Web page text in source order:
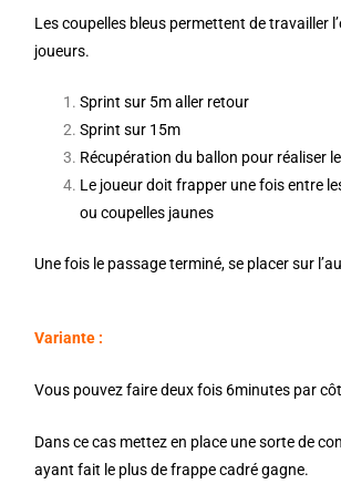
Les coupelles bleus permettent de travailler
joueurs.
Sprint sur 5m aller retour
Sprint sur 15m
Récupération du ballon pour réaliser
Le joueur doit frapper une fois entre
ou coupelles jaunes
Une fois le passage terminé, se placer sur
Variante :
Vous pouvez faire deux fois 6minutes par
Dans ce cas mettez en place une sorte de
ayant fait le plus de frappe cadré gagne.